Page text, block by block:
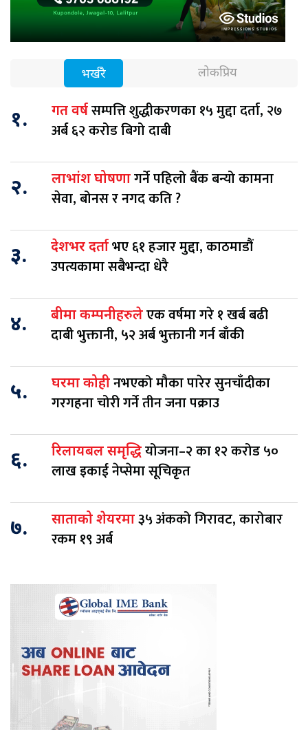
भर्खरै लोकप्रिय
१. गत वर्षसम्पत्ति शुद्धीकरणका १५ मुद्दा दर्ता, २७
अर्ब ६२ करोड बिगो दाबी
२. लाभांश घोषणागर्ने पहिलो बैंक बन्यो कामना
सेवा, बोनस र नगद कति ?
३. देशभर दर्ताभए ६१ हजार मुद्दा, काठमाडौं
उपत्यकामा सबैभन्दा धेरै
४. बीमा कम्पनीहरुलेएक वर्षमा गरे १ खर्ब बढी
दाबी भुक्तानी, ५२ अर्ब भुक्तानी गर्न बाँकी
५. घरमा कोहीनभएको मौका पारेर सुनचाँदीका
गरगहना चोरी गर्ने तीन जना पक्राउ
६. रिलायबल समृद्धियोजना–२ का १२ करोड ५०
लाख इकाई नेप्सेमा सूचिकृत
७. साताको शेयरमा३५ अंकको गिरावट, कारोबार
रकम १९ अर्ब